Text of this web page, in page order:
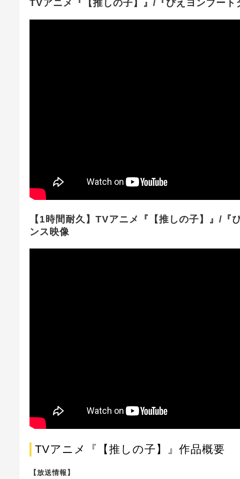
TVアニメ『【推しの子】』/『ぴえヨンブート
【1時間耐久】TVアニメ『【推しの子】』/『
ンス映像
TVアニメ『【推しの子】』作品概要
【放送情報】